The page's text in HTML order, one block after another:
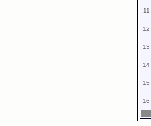
11
12
13
14
15
16